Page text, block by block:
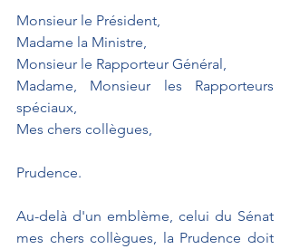
Monsieur le Président,
Madame la Ministre,
Monsieur le Rapporteur Général,
Madame, Monsieur les Rapporteurs
spéciaux,
Mes chers collègues,
Prudence.
Au-delà d'un emblème, celui du Sénat
mes chers collègues, la Prudence doit